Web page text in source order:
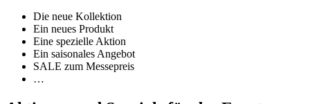
Die neue Kollektion
Ein neues Produkt
Eine spezielle Aktion
Ein saisonales Angebot
SALE zum Messepreis
…